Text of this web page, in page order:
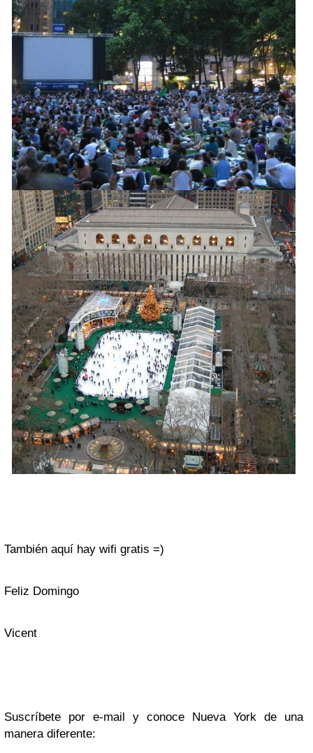
También aquí hay wifi gratis =)
Feliz Domingo
Vicent
Suscríbete por e-mail y conoce Nueva York de una
manera diferente: